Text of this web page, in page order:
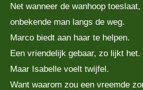
Net wanneer de wanhoop
onbekende man langs de weg.
Marco biedt aan haar te helpen.
Een vriendelijk gebaar, zo lijkt het.
Maar Isabelle voelt twijfel.
Want waarom zou een vreemde